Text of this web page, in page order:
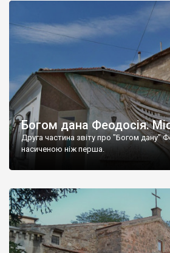
Богом дана Феодосія.
Друга частина звіту про "Богом дану"
насиченою ніж перша.